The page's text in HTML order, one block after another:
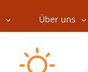
Über uns